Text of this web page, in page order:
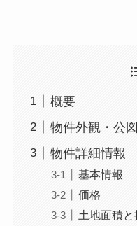
概要
物件外観・公図
物件詳細情報
基本情報
価格
土地面積と